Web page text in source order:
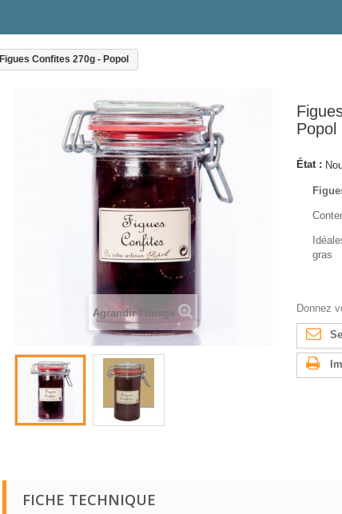
Figues Confites 270g - Popol
Agrandir l'image
Popol
État :
gras
Donnez
FICHE TECHNIQUE